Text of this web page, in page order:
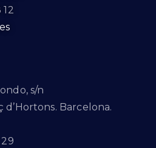
s/n
d’Hortons. Barcelona.